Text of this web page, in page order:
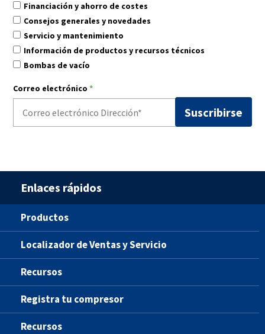
Financiación y ahorro de costes
Consejos generales y novedades
Servicio y mantenimiento
Información de productos y recursos técnicos
Bombas de vacío
Correo electrónico *
Enlaces rápidos
Productos
Localizador de Ventas y Servicio
Recursos
Registra tu compresor
Recursos